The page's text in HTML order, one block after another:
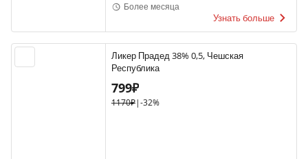
Более месяца
Узнать больше
Ликер Прадед 38% 0,5, Чешская
Республика
799₽
1170₽|-32%